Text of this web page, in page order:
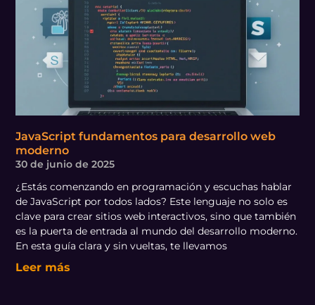
JavaScript fundamentos para desarrollo web
moderno
30 de junio de 2025
¿Estás comenzando en programación y escuchas hablar
de JavaScript por todos lados? Este lenguaje no solo es
clave para crear sitios web interactivos, sino que también
es la puerta de entrada al mundo del desarrollo moderno.
En esta guía clara y sin vueltas, te llevamos
Leer más